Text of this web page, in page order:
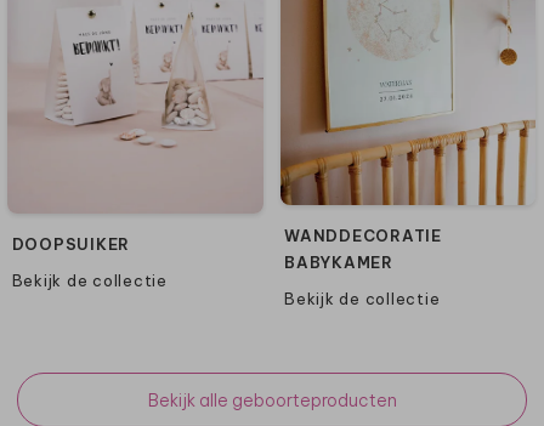
DOOPSUIKER
Bekijk de collectie
WANDDECORATIE
BABYKAMER
Bekijk de collectie
Bekijk alle geboorteproducten